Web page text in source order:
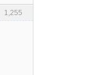
1,255